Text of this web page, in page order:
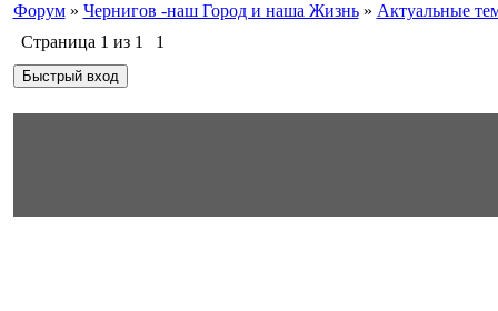
Форум » Чернигов -наш Город и наша Жизнь » Актуальные
Страница 1 из 1 1